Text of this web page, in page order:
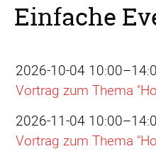
Einfache
2026-10-04
Vortrag zum Thema
2026-11-04
Vortrag zum Thema